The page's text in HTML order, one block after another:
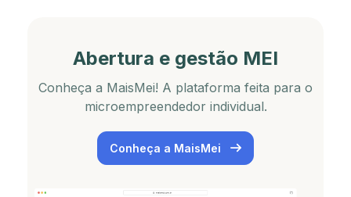
Abertura e gestão MEI
Conheça a MaisMei! A plataforma feita para o
microempreendedor individual.
Conheça a MaisMei